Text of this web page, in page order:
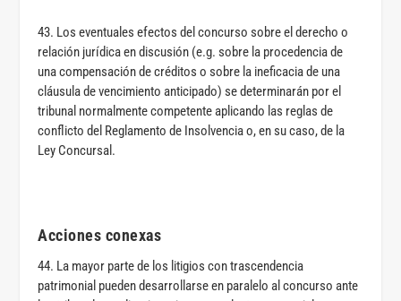
43. Los eventuales efectos del concurso sobre el derecho o
relación jurídica en discusión (e.g. sobre la procedencia de
una compensación de créditos o sobre la ineficacia de una
cláusula de vencimiento anticipado) se determinarán por el
tribunal normalmente competente aplicando las reglas de
conflicto del Reglamento de Insolvencia o, en su caso, de la
Ley Concursal.
Acciones conexas
44. La mayor parte de los litigios con trascendencia
patrimonial pueden desarrollarse en paralelo al concurso ante